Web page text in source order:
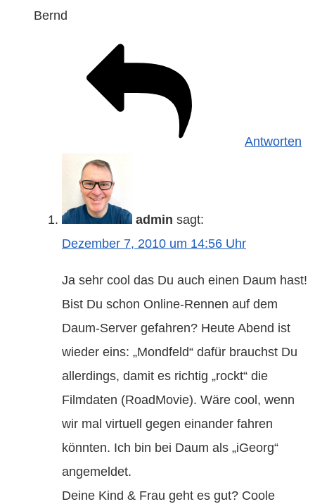
Bernd
Antworten
admin sagt:
Dezember 7, 2010 um 14:56 Uhr
Ja sehr cool das Du auch einen Daum hast!
Bist Du schon Online-Rennen auf dem
Daum-Server gefahren? Heute Abend ist
wieder eins: „Mondfeld“ dafür brauchst Du
allerdings, damit es richtig „rockt“ die
Filmdaten (RoadMovie). Wäre cool, wenn
wir mal virtuell gegen einander fahren
könnten. Ich bin bei Daum als „iGeorg“
angemeldet.
Deine Kind & Frau geht es gut? Coole